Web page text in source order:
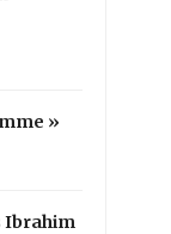
»
Ibrahim